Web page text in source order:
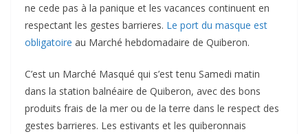
ne cede pas à la panique et les vacances continuent en
respectant les gestes barrieres. Le port du masque est
obligatoire au Marché hebdomadaire de Quiberon.
C’est un Marché Masqué qui s’est tenu Samedi matin
dans la station balnéaire de Quiberon, avec des bons
produits frais de la mer ou de la terre dans le respect des
gestes barrieres. Les estivants et les quiberonnais